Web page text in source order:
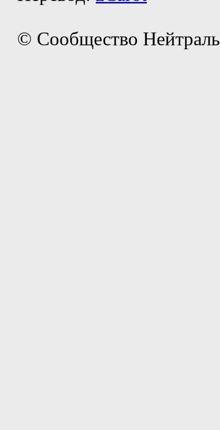
© Сообщество